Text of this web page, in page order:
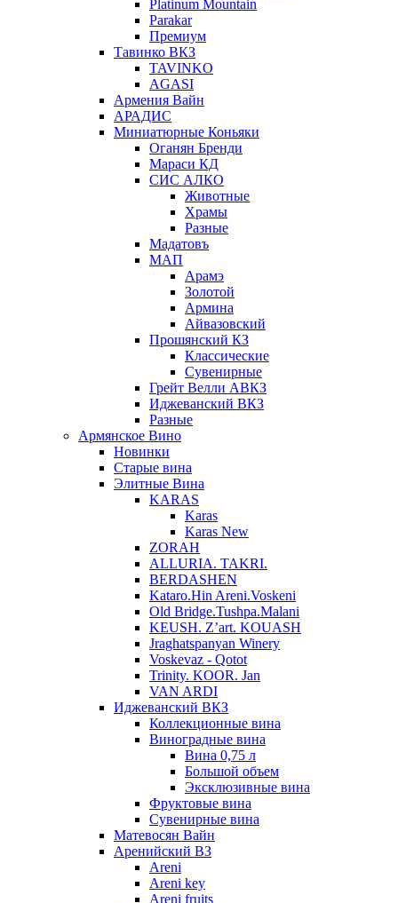
Platinum Mountain
Parakar
Премиум
Тавинко ВКЗ
TAVINKO
AGASI
Армения Вайн
АРАДИС
Миниатюрные Коньяки
Оганян Бренди
Мараси КД
СИС АЛКО
Животные
Храмы
Разные
Мадатовъ
МАП
Арамэ
Золотой
Армина
Айвазовский
Прошянский КЗ
Классические
Сувенирные
Грейт Велли АВКЗ
Иджеванский ВКЗ
Разные
Армянское Вино
Новинки
Старые вина
Элитные Вина
KARAS
Karas
Karas New
ZORAH
ALLURIA. TAKRI.
BERDASHEN
Kataro.Hin Areni.Voskeni
Old Bridge.Tushpa.Malani
KEUSH. Z’art. KOUASH
Jraghatspanyan Winery
Voskevaz - Qotot
Trinity. KOOR. Jan
VAN ARDI
Иджеванский ВКЗ
Коллекционные вина
Виноградные вина
Вина 0,75 л
Большой объем
Эксклюзивные вина
Фруктовые вина
Cувенирные вина
Матевосян Вайн
Аренийский ВЗ
Areni
Areni key
Areni fruits